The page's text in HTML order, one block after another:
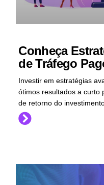
Conheça
de Tráfego
Investir em estratégias
ótimos resultados a curto
de retorno do